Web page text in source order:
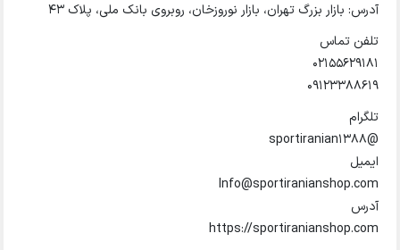
آدرس: بازار بزرگ تهران، بازار نوروزخان، روبروی بانک ملی، پلاک 43
تلفن تماس
02155629181
09123388619
تلگرام
@sportiranian1388
ایمیل
Info@sportiranianshop.com
آدرس
https://sportiranianshop.com